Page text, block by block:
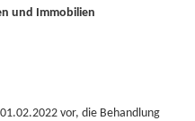
und Immobilien
vor, die Behandlung